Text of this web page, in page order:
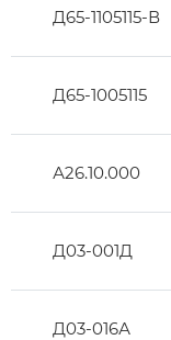
Д65-1105115-В
Д65-1005115
А26.10.000
Д03-001Д
Д03-016А